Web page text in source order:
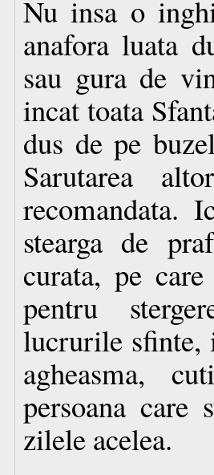
Nu insa o
anafora luata
sau gura de
incat toata
dus de pe
Sarutarea
recomandata.
stearga de
curata, pe
pentru
lucrurile sfinte,
agheasma,
persoana care
zilele acelea.